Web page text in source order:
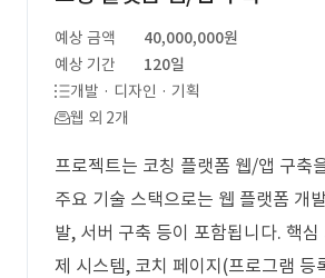
예상 금액
40,000,000원
예상 기간
120일
개발 · 디자인 · 기획
웹 외 2개
프로젝트는 코칭 플랫폼 웹/앱 구축
주요 기술 스택으로는 웹 플랫폼 개
발, 서버 구축 등이 포함됩니다. 핵심
제 시스템, 코치 페이지(프로그램 등